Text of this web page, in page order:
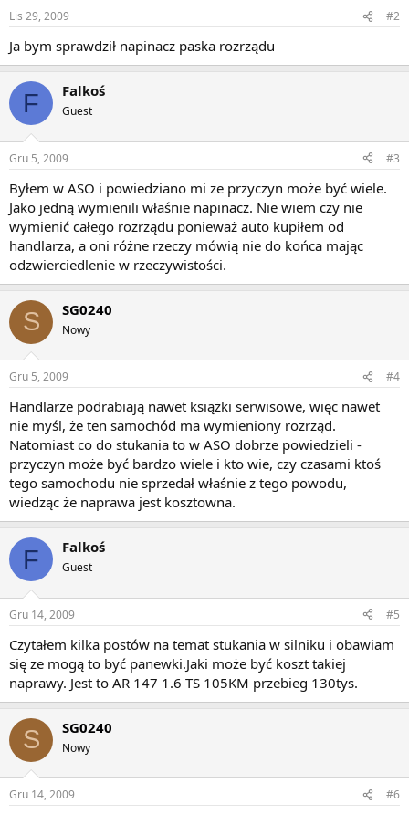
Lis 29, 2009 #2
Ja bym sprawdził napinacz paska rozrządu
F Falkoś
Guest
Gru 5, 2009 #3
Byłem w ASO i powiedziano mi ze przyczyn może być wiele.
Jako jedną wymienili właśnie napinacz. Nie wiem czy nie
wymienić całego rozrządu ponieważ auto kupiłem od
handlarza, a oni różne rzeczy mówią nie do końca mając
odzwierciedlenie w rzeczywistości.
S SG0240
Nowy
Gru 5, 2009 #4
Handlarze podrabiają nawet książki serwisowe, więc nawet
nie myśl, że ten samochód ma wymieniony rozrząd.
Natomiast co do stukania to w ASO dobrze powiedzieli -
przyczyn może być bardzo wiele i kto wie, czy czasami ktoś
tego samochodu nie sprzedał właśnie z tego powodu,
wiedząc że naprawa jest kosztowna.
F Falkoś
Guest
Gru 14, 2009 #5
Czytałem kilka postów na temat stukania w silniku i obawiam
się ze mogą to być panewki.Jaki może być koszt takiej
naprawy. Jest to AR 147 1.6 TS 105KM przebieg 130tys.
S SG0240
Nowy
Gru 14, 2009 #6